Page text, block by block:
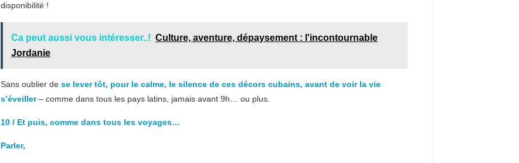
disponibilité !
Ca peut aussi vous intéresser..! Culture, aventure, dépaysement : l'incontournable
Jordanie
Sans oublier de se lever tôt, pour le calme, le silence de ces décors cubains, avant de voir la vie
s’éveiller – comme dans tous les pays latins, jamais avant 9h… ou plus.
10 / Et puis, comme dans tous les voyages…
Parler,